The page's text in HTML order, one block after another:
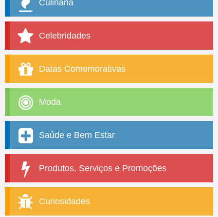
Culinária
Celebridades
Datas Comemorativas
Moda
Saúde e Bem Estar
Produtos, Serviços e Promoções
Curiosidades